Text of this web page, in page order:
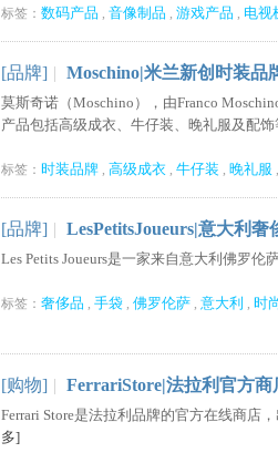
标签： 数码产品 , 音像制品 , 游戏产品 , 电视
[品牌] | Moschino|米兰新创时装品
莫斯奇诺（Moschino），由Franco
产品包括高级成衣、牛仔装、晚礼服及配饰
标签： 时装品牌 , 高级成衣 , 牛仔装 , 晚礼服
[品牌] | LesPetitsJoueurs|意大利奢
Les Petits Joueurs是一家来自意大利佛罗伦
标签： 奢侈品 , 手袋 , 佛罗伦萨 , 意大利 , 时
[购物] | FerrariStore|法拉利官方商
Ferrari Store是法拉利品牌的官方在线商店
多]